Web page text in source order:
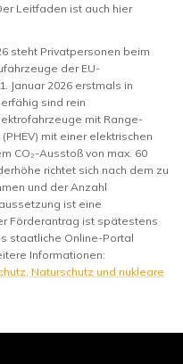
Leitfaden ist auch hier
steht Privatpersonen beim
der EU-
Januar 2026 erstmals in
sind rein
mit Range-
mit einer elektrischen
CO₂-Ausstoß von max. 60
richtet sich nach dem zu
und der Anzahl
ist eine
Förderantrag ist spätestens
staatliche Online-Portal
Informationen:
Naturschutz und nukleare